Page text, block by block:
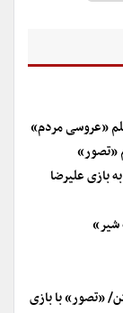
«عروسی مردم»
«تصور»
بازی علیرضا
شیر»
«تصور» با بازی